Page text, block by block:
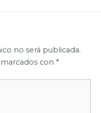
no será publicada.
con *